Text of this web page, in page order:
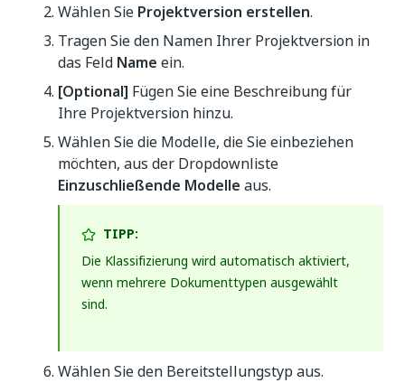
Wählen Sie Projektversion erstellen.
Tragen Sie den Namen Ihrer Projektversion in
das Feld Name ein.
[Optional] Fügen Sie eine Beschreibung für
Ihre Projektversion hinzu.
Wählen Sie die Modelle, die Sie einbeziehen
möchten, aus der Dropdownliste
Einzuschließende Modelle aus.
TIPP:
Die Klassifizierung wird automatisch aktiviert,
wenn mehrere Dokumenttypen ausgewählt
sind.
Wählen Sie den Bereitstellungstyp aus.